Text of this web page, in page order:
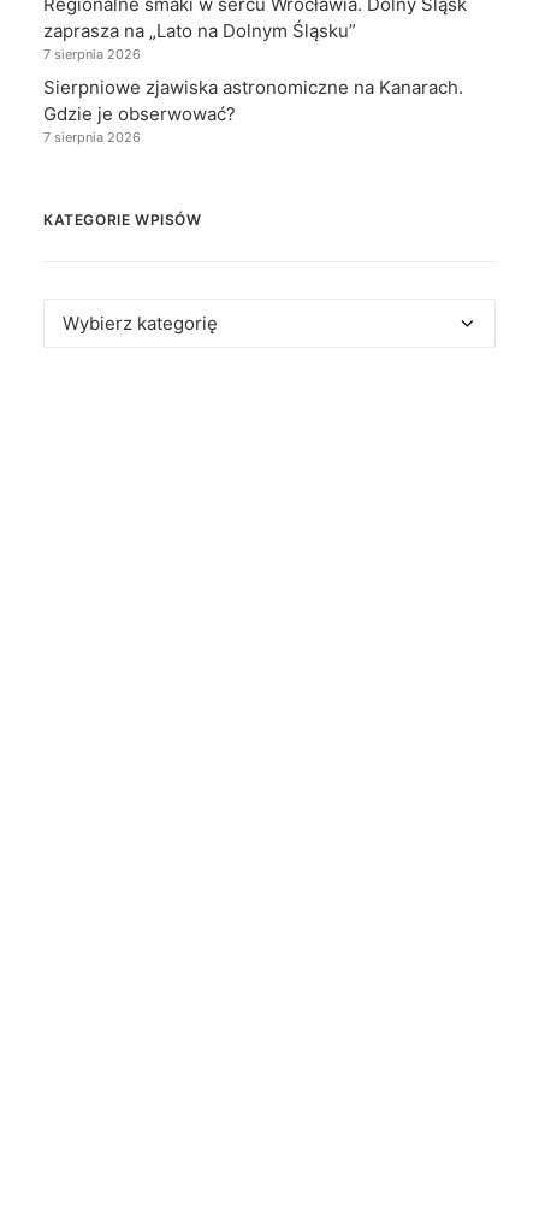
zaprasza na „Lato na Dolnym Śląsku”
7 sierpnia 2026
Sierpniowe zjawiska astronomiczne na Kanarach.
Gdzie je obserwować?
7 sierpnia 2026
KATEGORIE WPISÓW
Kategorie